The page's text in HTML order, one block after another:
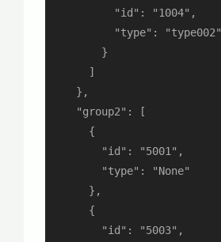
          "id": "1004",
          "type": "type002"
        }
      ]
    },
    "group2": [
      {
        "id": "5001",
        "type": "None"
      },
      {
        "id": "5003",